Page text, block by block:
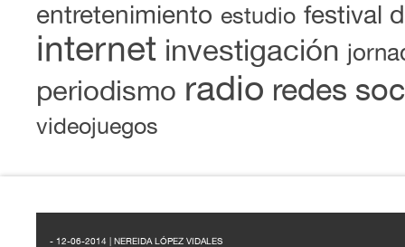
entretenimiento estudio festival
internet investigación
periodismo radio redes
videojuegos
- 12-06-2014 | NEREIDA LÓPEZ VIDALES